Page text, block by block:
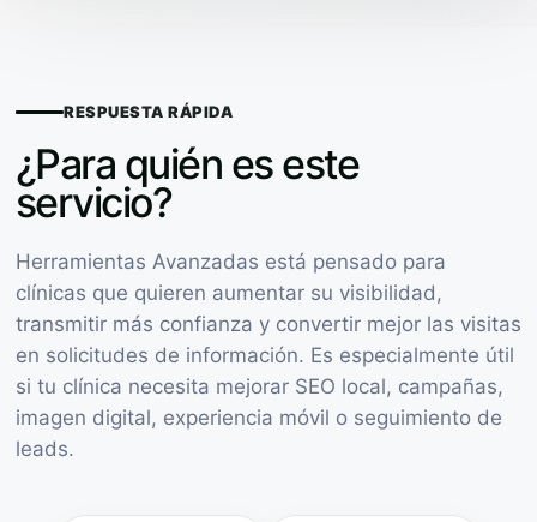
RESPUESTA RÁPIDA
¿Para quién es este
servicio?
Herramientas Avanzadas está pensado para
clínicas que quieren aumentar su visibilidad,
transmitir más confianza y convertir mejor las visitas
en solicitudes de información. Es especialmente útil
si tu clínica necesita mejorar SEO local, campañas,
imagen digital, experiencia móvil o seguimiento de
leads.